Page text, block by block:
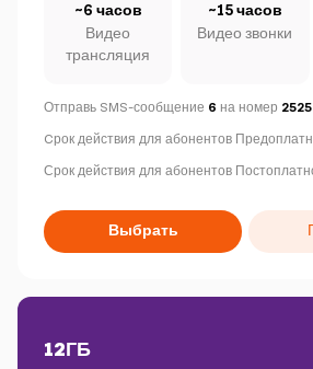
~6 часов
Видео
трансляция
~15 часов
Видео звонки
Отправь SMS-сообщение 6 на номер 2525
Cрок действия для абонентов
Срок действия для абонентов
Выбрать
12ГБ